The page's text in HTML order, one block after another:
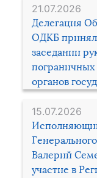
21.07.2026
Делегация
ОДКБ
заседании
органов
15.07.2026
Валерий
участие в